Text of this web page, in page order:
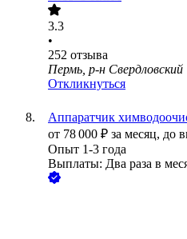
3.3
•
252 отзыва
Пермь, р-н Свердловский
Откликнуться
Аппаратчик
от 78 000 ₽ за месяц, до
Опыт 1-3 года
Выплаты: Два раза в